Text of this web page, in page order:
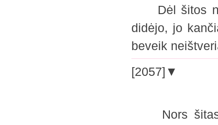
Dėl šitos
didėjo, jo
beveik
[2057]▼
Nors šitas